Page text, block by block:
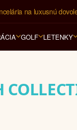
na luxusnú
GOLF LETENKY